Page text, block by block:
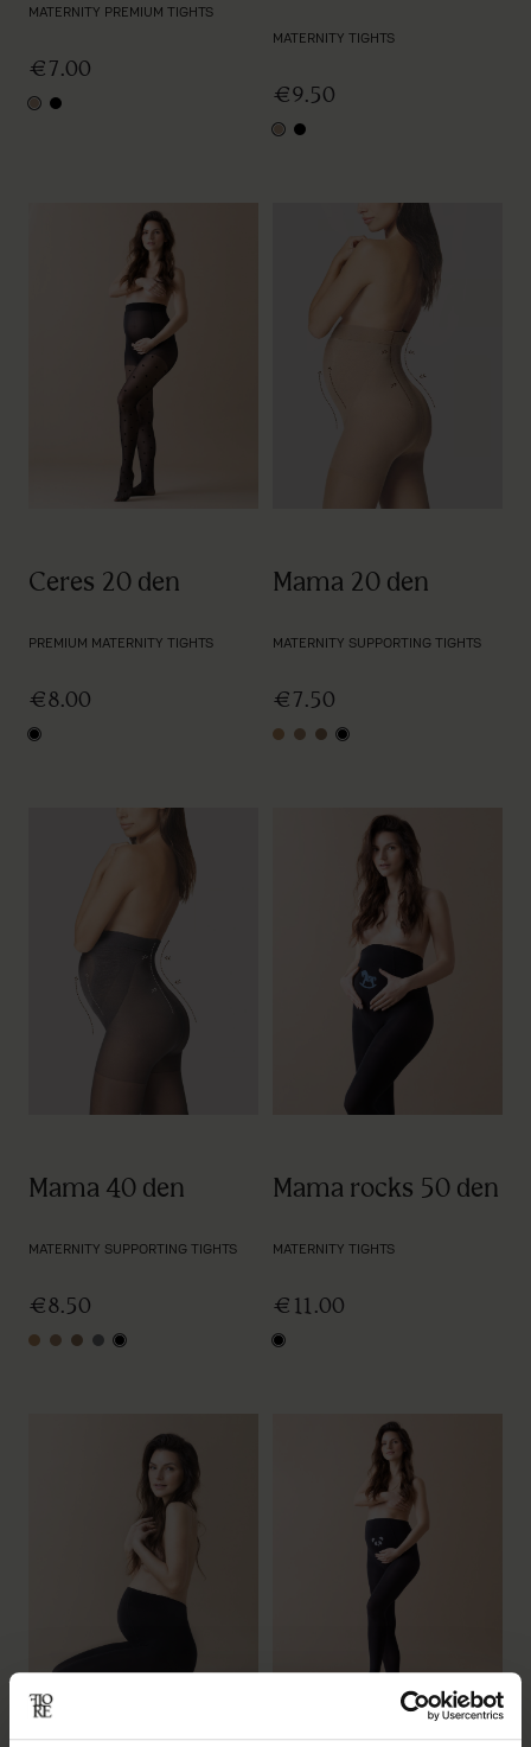
MATERNITY PREMIUM TIGHTS
€7.00
nudeblack
MATERNITY TIGHTS
€9.50
nudeblack
Ceres 20 den
PREMIUM MATERNITY TIGHTS
€8.00
black
Mama 20 den
MATERNITY SUPPORTING TIGHTS
€7.50
light natural
natural
tanblack
Mama 40 den
MATERNITY SUPPORTING TIGHTS
€8.50
light natural
natural
tangraphite
black
Mama rocks 50 den
MATERNITY TIGHTS
€11.00
black